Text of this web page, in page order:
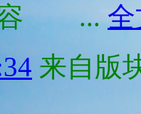
容 ...
来自版